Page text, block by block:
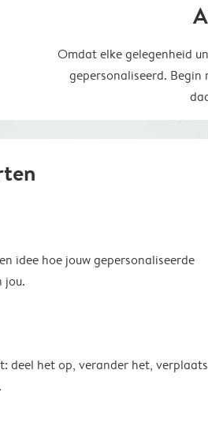
Omdat elke gelegenheid
gepersonaliseerd.
idee hoe jouw gepersonaliseerde
jou.
deel het op, verander het, verplaats